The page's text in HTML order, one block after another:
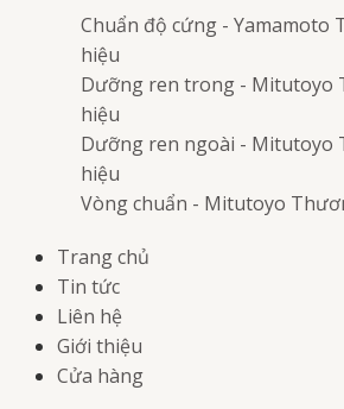
Chuẩn độ cứng - Yamamoto
hiệu
Dưỡng ren trong - Mitutoyo
hiệu
Dưỡng ren ngoài - Mitutoyo
hiệu
Vòng chuẩn - Mitutoyo
Trang chủ
Tin tức
Liên hệ
Giới thiệu
Cửa hàng